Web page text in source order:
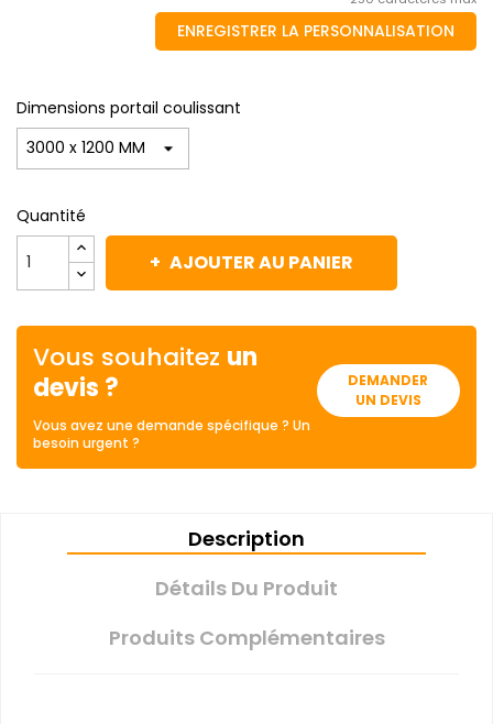
ENREGISTRER LA PERSONNALISATION
Dimensions portail coulissant
Quantité
AJOUTER AU PANIER
Vous souhaitez un
devis ?
Vous avez une demande spécifique ? Un
besoin urgent ?
DEMANDER
UN DEVIS
Description
Détails Du Produit
Produits Complémentaires